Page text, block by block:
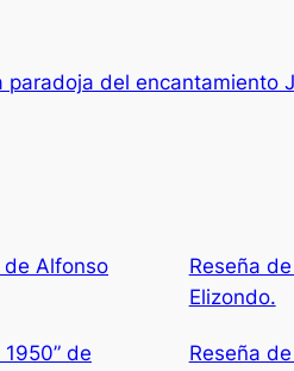
paradoja del encantamiento
de Alfonso
Reseña
Elizondo.
de
Reseña